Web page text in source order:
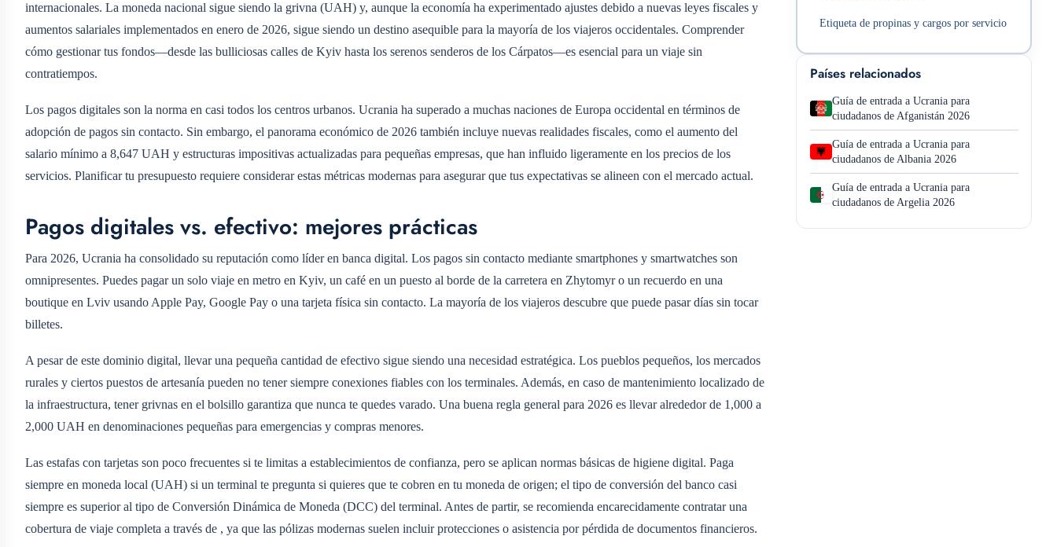
internacionales. La moneda nacional sigue siendo la grivna (UAH) y, aunque la economía ha experimentado ajustes debido a nuevas leyes fiscales y
aumentos salariales implementados en enero de 2026, sigue siendo un destino asequible para la mayoría de los viajeros occidentales. Comprender
cómo gestionar tus fondos—desde las bulliciosas calles de Kyiv hasta los serenos senderos de los Cárpatos—es esencial para un viaje sin
contratiempos.
Los pagos digitales son la norma en casi todos los centros urbanos. Ucrania ha superado a muchas naciones de Europa occidental en términos de
adopción de pagos sin contacto. Sin embargo, el panorama económico de 2026 también incluye nuevas realidades fiscales, como el aumento del
salario mínimo a 8,647 UAH y estructuras impositivas actualizadas para pequeñas empresas, que han influido ligeramente en los precios de los
servicios. Planificar tu presupuesto requiere considerar estas métricas modernas para asegurar que tus expectativas se alineen con el mercado actual.
Pagos digitales vs. efectivo: mejores prácticas
Para 2026, Ucrania ha consolidado su reputación como líder en banca digital. Los pagos sin contacto mediante smartphones y smartwatches son
omnipresentes. Puedes pagar un solo viaje en metro en Kyiv, un café en un puesto al borde de la carretera en Zhytomyr o un recuerdo en una
boutique en Lviv usando Apple Pay, Google Pay o una tarjeta física sin contacto. La mayoría de los viajeros descubre que puede pasar días sin tocar
billetes.
A pesar de este dominio digital, llevar una pequeña cantidad de efectivo sigue siendo una necesidad estratégica. Los pueblos pequeños, los mercados
rurales y ciertos puestos de artesanía pueden no tener siempre conexiones fiables con los terminales. Además, en caso de mantenimiento localizado de
la infraestructura, tener grivnas en el bolsillo garantiza que nunca te quedes varado. Una buena regla general para 2026 es llevar alrededor de 1,000 a
2,000 UAH en denominaciones pequeñas para emergencias y compras menores.
Las estafas con tarjetas son poco frecuentes si te limitas a establecimientos de confianza, pero se aplican normas básicas de higiene digital. Paga
siempre en moneda local (UAH) si un terminal te pregunta si quieres que te cobren en tu moneda de origen; el tipo de conversión del banco casi
siempre es superior al tipo de Conversión Dinámica de Moneda (DCC) del terminal. Antes de partir, se recomienda encarecidamente contratar una
cobertura de viaje completa a través de , ya que las pólizas modernas suelen incluir protecciones o asistencia por pérdida de documentos financieros.
Etiqueta de propinas y cargos por servicio
Países relacionados
Guía de entrada a Ucrania para
ciudadanos de Afganistán 2026
Guía de entrada a Ucrania para
ciudadanos de Albania 2026
Guía de entrada a Ucrania para
ciudadanos de Argelia 2026